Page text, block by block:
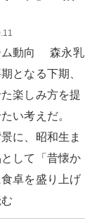
動向 森永乳
となる下期、
楽しみ方を提
たい考えだ。
に、昭和生ま
して「昔懐か
卓を盛り上げ